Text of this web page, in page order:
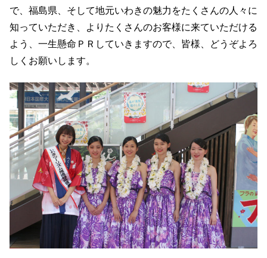
で、福島県、そして地元いわきの魅力をたくさんの人々に
知っていただき、よりたくさんのお客様に来ていただける
よう、一生懸命ＰＲしていきますので、皆様、どうぞよろ
しくお願いします。